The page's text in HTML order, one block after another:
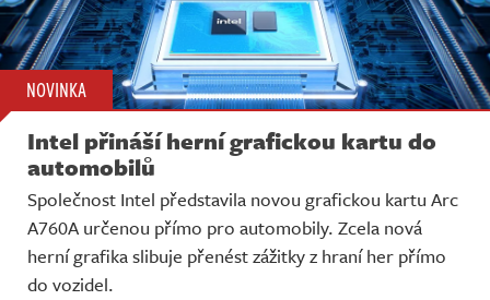
NOVINKA
Intel přináší herní grafickou kartu do
automobilů
Společnost Intel představila novou grafickou kartu Arc
A760A určenou přímo pro automobily. Zcela nová
herní grafika slibuje přenést zážitky z hraní her přímo
do vozidel.